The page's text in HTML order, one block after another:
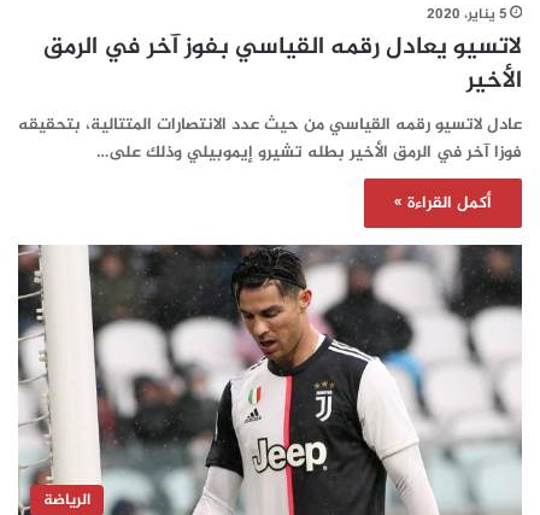
5 يناير، 2020
لاتسيو يعادل رقمه القياسي بفوز آخر في الرمق
الأخير
عادل لاتسيو رقمه القياسي من حيث عدد الانتصارات المتتالية، بتحقيقه
فوزا آخر في الرمق الأخير بطله تشيرو إيموبيلي وذلك على…
أكمل القراءة »
الرياضة